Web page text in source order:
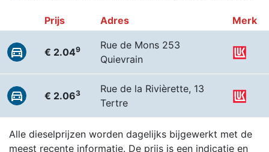
Prijs Adres Merk
€ 2.049
Rue de Mons 253
Quievrain
€ 2.063
Rue de la Rivièrette, 13
Tertre
Alle dieselprijzen worden dagelijks bijgewerkt met de
meest recente informatie. De prijs is een indicatie en